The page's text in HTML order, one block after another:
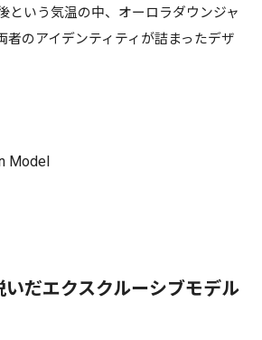
いう気温の中、オーロラダウンジャ
者のアイデンティティが詰まったデザ
だエクスクルーシブモデル